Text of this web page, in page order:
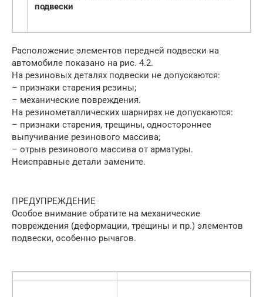
подвески
Расположение элементов передней подвески на
автомобиле показано на рис. 4.2.
На резиновых деталях подвески не допускаются:
– признаки старения резины;
– механические повреждения.
На резинометаллических шарнирах не допускаются:
– признаки старения, трещины, одностороннее
выпучивание резинового массива;
– отрыв резинового массива от арматуры.
Неисправные детали замените.
ПРЕДУПРЕЖДЕНИЕ
Особое внимание обратите на механические
повреждения (деформации, трещины и пр.) элементов
подвески, особенно рычагов.